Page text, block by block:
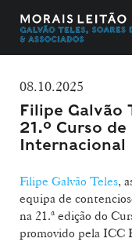
08.10.2025
Filipe Galvão
21.º Curso
Internacional
Filipe Galvão Teles,
equipa de
na 21.ª edição do
promovido pela ICC